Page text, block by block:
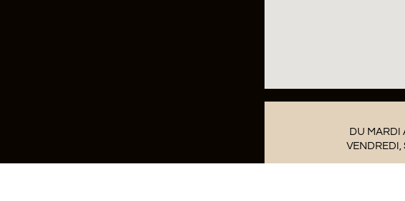
DU MARDI
VENDREDI,